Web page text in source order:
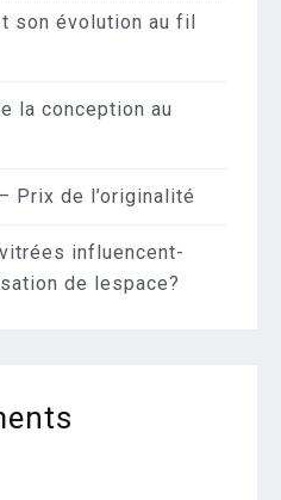
son évolution au fil
la conception au
Prix de l’originalité
influencent-
de lespace?